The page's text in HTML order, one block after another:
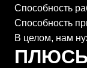
Способность
Способность
В целом, нам